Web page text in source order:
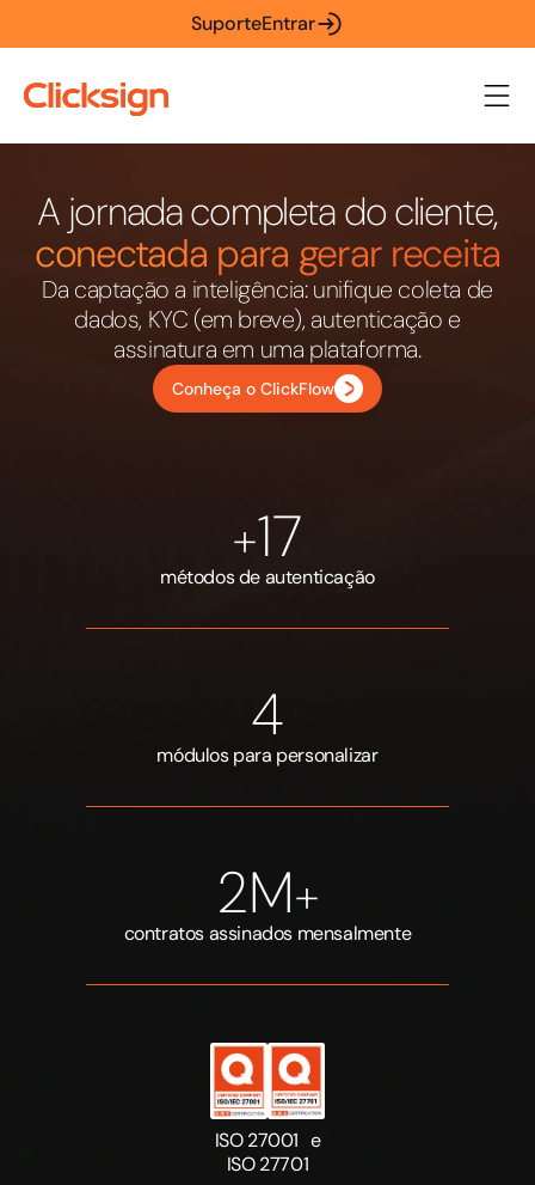
SuporteEntrar
A jornada completa do cliente,
conectada para gerar receita
Da captação a inteligência: unifique coleta de
dados, KYC (em breve), autenticação e
assinatura em uma plataforma.
Conheça o ClickFlow
+17
métodos de autenticação
4
módulos para personalizar
2M+
contratos assinados mensalmente
ISO 27001 e
ISO 27701